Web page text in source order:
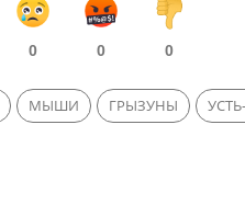
0 0 0
МЫШИ ГРЫЗУНЫ